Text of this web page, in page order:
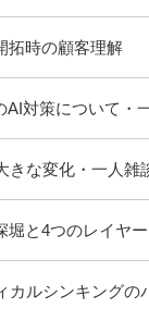
拓時の顧客理解
AI対策について・
きな変化・一人雑
堀と4つのレイヤー
カルシンキングの